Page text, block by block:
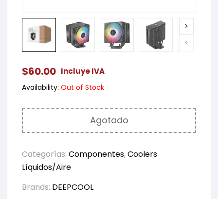
$60.00 Incluye IVA
Availability: Out of Stock
Agotado
Categorías: Componentes,Coolers
Líquidos/Aire
Brands: DEEPCOOL